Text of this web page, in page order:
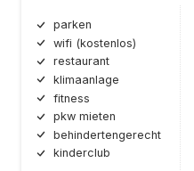
parken
wifi (kostenlos)
restaurant
klimaanlage
fitness
pkw mieten
behindertengerecht
kinderclub